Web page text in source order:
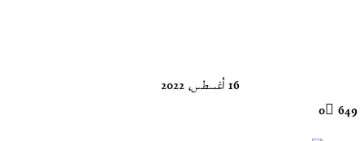
16 أغسطس، 2022
0 649